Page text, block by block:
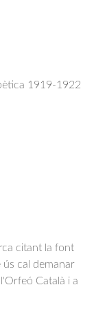
1919-1922
citant la font
ús cal demanar
Català i a